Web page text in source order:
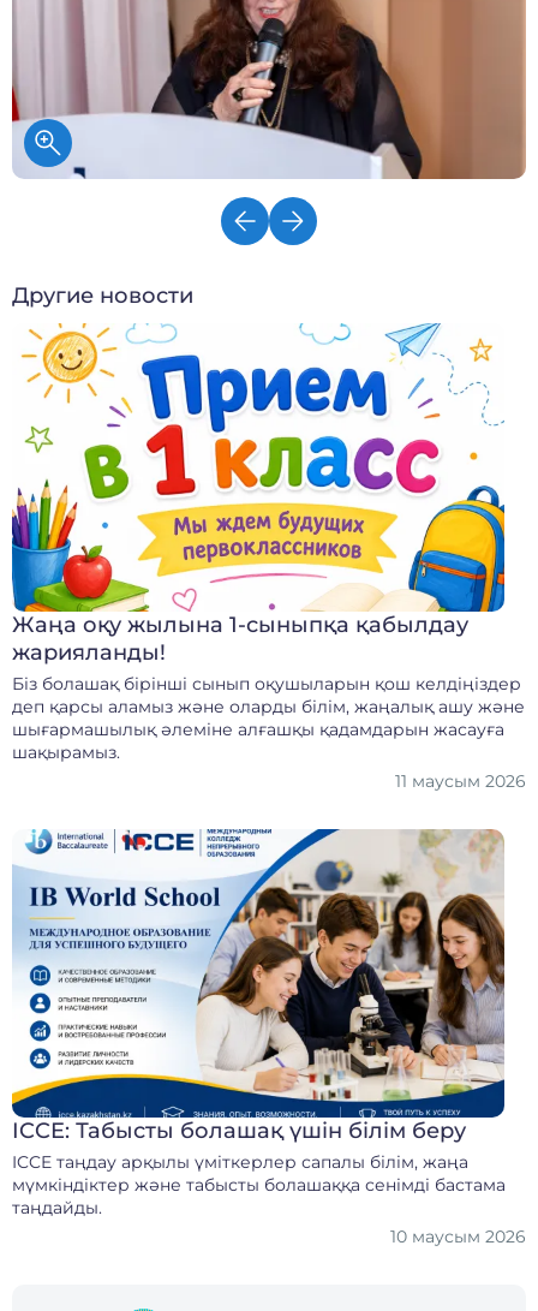
Другие новости
Жаңа оқу жылына 1-сыныпқа қабылдау
жарияланды!
Біз болашақ бірінші сынып оқушыларын қош келдіңіздер
деп қарсы аламыз және оларды білім, жаңалық ашу және
шығармашылық әлеміне алғашқы қадамдарын жасауға
шақырамыз.
11 маусым 2026
ICCE: Табысты болашақ үшін білім беру
ICCE таңдау арқылы үміткерлер сапалы білім, жаңа
мүмкіндіктер және табысты болашаққа сенімді бастама
таңдайды.
10 маусым 2026